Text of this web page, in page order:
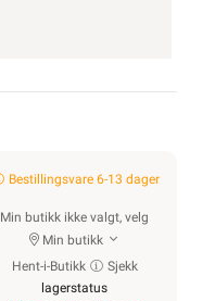
Bestillingsvare 6-13 dager
Min butikk ikke valgt, velg
Min butikk
Hent-i-Butikk
Sjekk
lagerstatus